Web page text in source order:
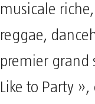
musicale
reggae,
premier grand
Like to Party